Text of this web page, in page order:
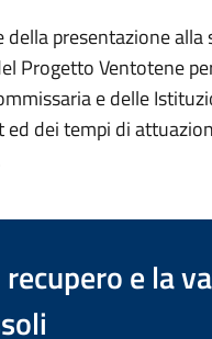
presentazione alla
Progetto Ventotene
e delle
dei tempi di
e la